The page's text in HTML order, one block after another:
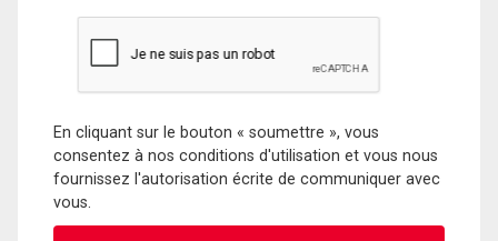
En cliquant sur le bouton « soumettre », vous
consentez à nos conditions d'utilisation et vous nous
fournissez l'autorisation écrite de communiquer avec
vous.